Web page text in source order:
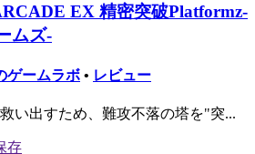
EX 精密突破Platformz-
ムズ-
ゲームラボ • レビュー
い出すため、難攻不落の塔を"突...